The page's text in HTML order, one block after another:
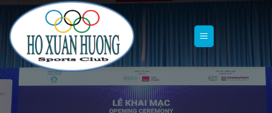
Chuyển
đến
nội
dung